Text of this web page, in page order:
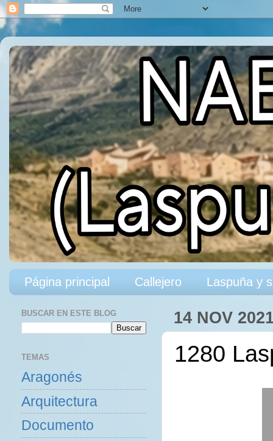
Página principal Callejero Laspuña y
14 NOV
1280
BUSCAR EN ESTE BLOG
TEMAS
Aragonés
Arquitectura
Documento